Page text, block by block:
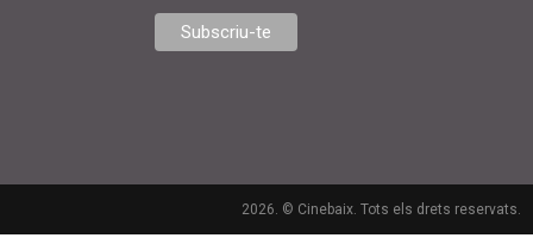
2026. © Cinebaix. Tots els drets reservats.